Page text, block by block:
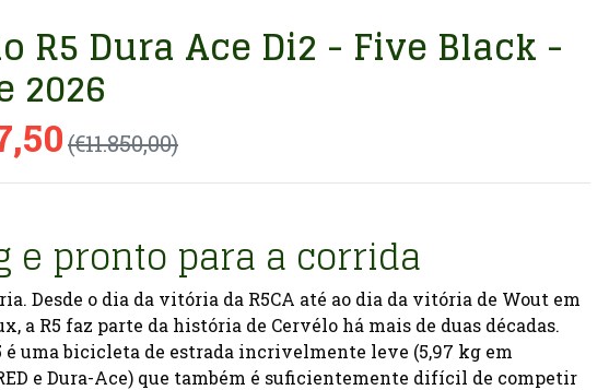
R5 Dura Ace Di2 - Five Black -
2026
(€11.850,00)
e pronto para a corrida
Desde o dia da vitória da R5CA até ao dia da vitória de Wout em
a R5 faz parte da história de Cervélo há mais de duas décadas.
é uma bicicleta de estrada incrivelmente leve (5,97 kg em
e Dura-Ace) que também é suficientemente difícil de competir